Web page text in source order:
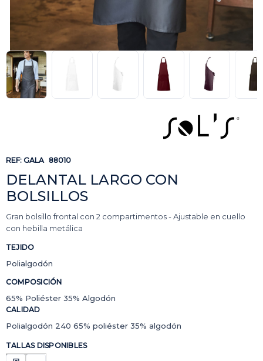
REF: GALA 88010
DELANTAL LARGO CON
BOLSILLOS
Gran bolsillo frontal con 2 compartimentos - Ajustable en cuello
con hebilla metálica
TEJIDO
Polialgodón
COMPOSICIÓN
65% Poliéster 35% Algodón
CALIDAD
Polialgodón 240 65% poliéster 35% algodón
TALLAS DISPONIBLES